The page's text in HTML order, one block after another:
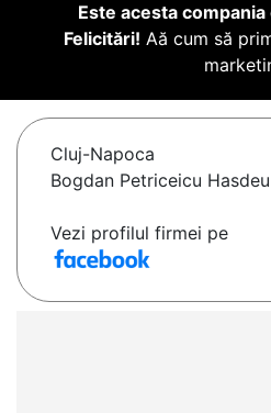
Este acesta
Felicitări! Aă cum să
Cluj-Napoca
Bogdan Petriceicu Hasdeu
Vezi profilul firmei pe